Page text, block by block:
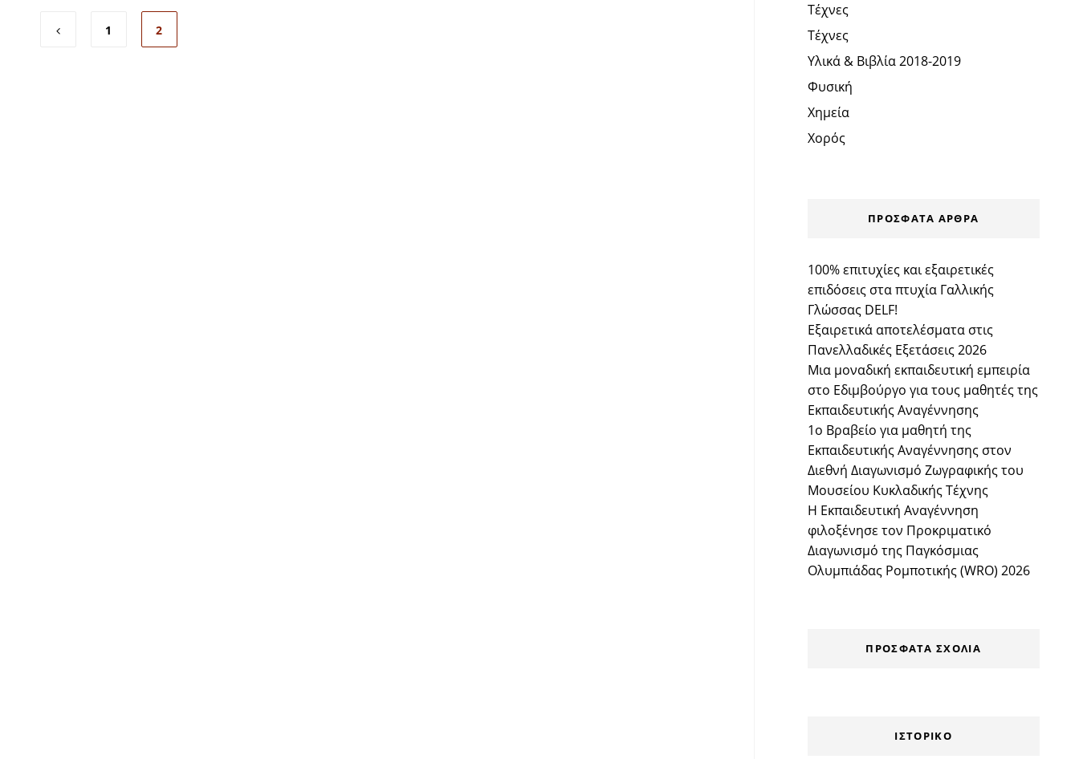
1 2
Τέχνες
Τέχνες
Υλικά & Βιβλία 2018-2019
Φυσική
Χημεία
Χορός
ΠΡΌΣΦΑΤΑ ΆΡΘΡΑ
100% επιτυχίες και εξαιρετικές
επιδόσεις στα πτυχία Γαλλικής
Γλώσσας DELF!
Εξαιρετικά αποτελέσματα στις
Πανελλαδικές Εξετάσεις 2026
Μια μοναδική εκπαιδευτική εμπειρία
στο Εδιμβούργο για τους μαθητές της
Εκπαιδευτικής Αναγέννησης
1ο Βραβείο για μαθητή της
Εκπαιδευτικής Αναγέννησης στον
Διεθνή Διαγωνισμό Ζωγραφικής του
Μουσείου Κυκλαδικής Τέχνης
Η Εκπαιδευτική Αναγέννηση
φιλοξένησε τον Προκριματικό
Διαγωνισμό της Παγκόσμιας
Ολυμπιάδας Ρομποτικής (WRO) 2026
ΠΡΌΣΦΑΤΑ ΣΧΌΛΙΑ
ΙΣΤΟΡΙΚΌ